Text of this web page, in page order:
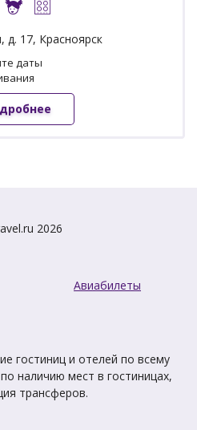
д. 17, Красноярск
даты
2026
Авиабилеты
гостиниц и отелей по всему
наличию мест в гостиницах,
трансферов.